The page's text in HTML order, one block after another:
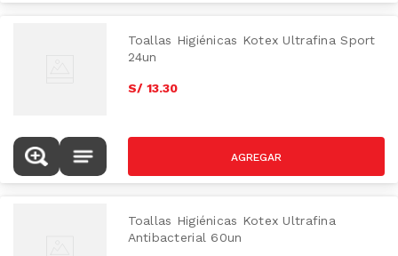
Toallas Higiénicas Kotex Ultrafina Sport
24un
S/ 13.30
Toallas Higiénicas Kotex Ultrafina
Antibacterial 60un